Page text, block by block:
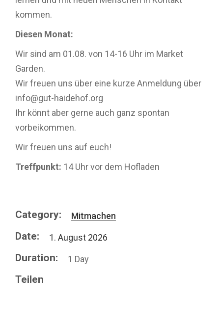
kommen.
Diesen Monat:
Wir sind am 01.08. von 14-16 Uhr im Market
Garden.
Wir freuen uns über eine kurze Anmeldung über
info@gut-haidehof.org
Ihr könnt aber gerne auch ganz spontan
vorbeikommen.
Wir freuen uns auf euch!
Treffpunkt: 14 Uhr vor dem Hofladen
Category: Mitmachen
Date: 1. August 2026
Duration: 1 Day
Teilen